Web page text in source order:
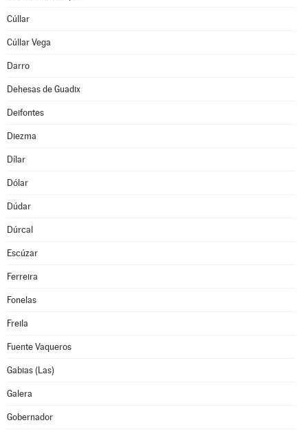
Cúllar
Cúllar Vega
Darro
Dehesas de Guadix
Deifontes
Diezma
Dílar
Dólar
Dúdar
Dúrcal
Escúzar
Ferreira
Fonelas
Freila
Fuente Vaqueros
Gabias (Las)
Galera
Gobernador